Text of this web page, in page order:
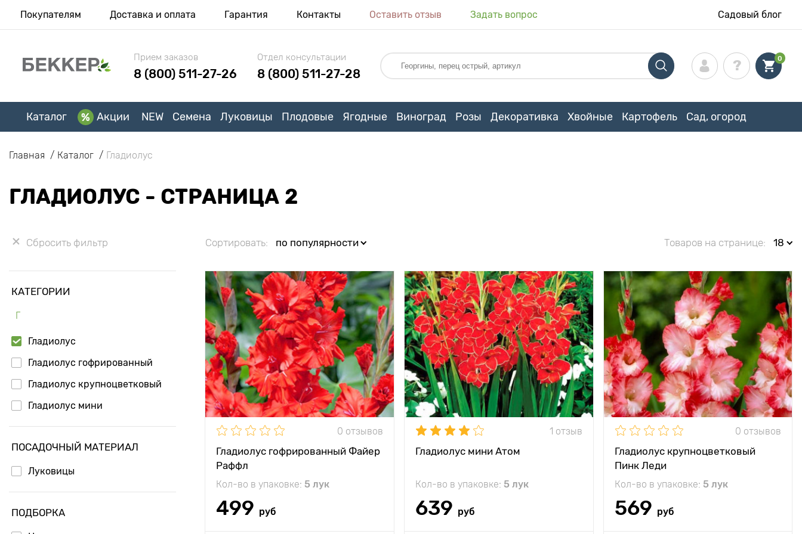
Покупателям Доставка и оплата Гарантия Контакты Оставить отзыв Задать вопрос Садовый блог
Прием заказов
8 (800) 511-27-26
Отдел консультации
8 (800) 511-27-28
0
Каталог Акции NEW Семена Луковицы Плодовые Ягодные Виноград Розы Декоративка Хвойные Картофель Сад, огород
Главная Каталог Гладиолус
ГЛАДИОЛУС - СТРАНИЦА 2
Сбросить фильтр
КАТЕГОРИИ
Г
Гладиолус
Гладиолус гофрированный
Гладиолус крупноцветковый
Гладиолус мини
ПОСАДОЧНЫЙ МАТЕРИАЛ
Луковицы
ПОДБОРКА
Сортировать: по популярности Товаров на странице: 18
0 отзывов
Гладиолус гофрированный Файер
Раффл
Кол-во в упаковке: 5 лук
499 руб
Высота растения 90 - 120 см
Растояние между
растениями
10 - 15 см
Местоположение солнечное место
Морозостойкость минус 12°C
Особенности Цветочное жабо
1 отзыв
Гладиолус мини Атом
Кол-во в упаковке: 5 лук
639 руб
Высота растения 50 - 70 см
Растояние между
растениями
10 - 15 см
Местоположение солнечное место
Морозостойкость минус 12°C
Глубина посадки 7 - 10 см
торжественный
0 отзывов
Гладиолус крупноцветковый
Пинк Леди
Кол-во в упаковке: 5 лук
569 руб
Высота растения 100 - 110 см
Растояние между
растениями
10 - 15 см
Местоположение солнечное место
Морозостойкость минус 12°C
Глубина посадки 7 - 10 см
срезка